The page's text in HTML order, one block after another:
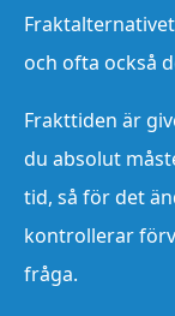
och ofta också
Frakttiden är
du absolut
tid, så för det
kontrollerar
fråga.